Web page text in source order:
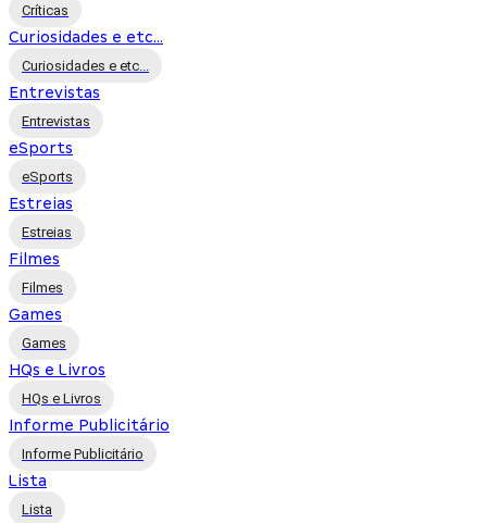
Críticas
Curiosidades e etc...
Curiosidades e etc...
Entrevistas
Entrevistas
eSports
eSports
Estreias
Estreias
Filmes
Filmes
Games
Games
HQs e Livros
HQs e Livros
Informe Publicitário
Informe Publicitário
Lista
Lista